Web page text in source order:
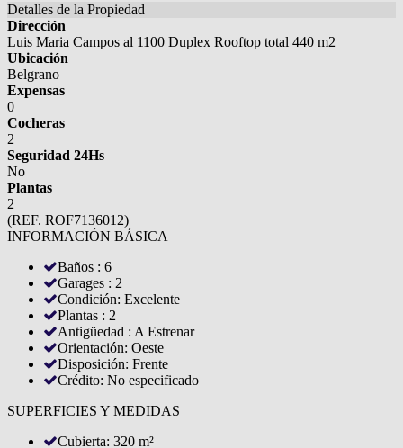
Detalles de la Propiedad
Dirección
Luis Maria Campos al 1100 Duplex Rooftop total 440 m2
Ubicación
Belgrano
Expensas
0
Cocheras
2
Seguridad 24Hs
No
Plantas
2
(REF. ROF7136012)
INFORMACIÓN BÁSICA
Baños : 6
Garages : 2
Condición: Excelente
Plantas : 2
Antigüedad : A Estrenar
Orientación: Oeste
Disposición: Frente
Crédito: No especificado
SUPERFICIES Y MEDIDAS
Cubierta: 320 m²